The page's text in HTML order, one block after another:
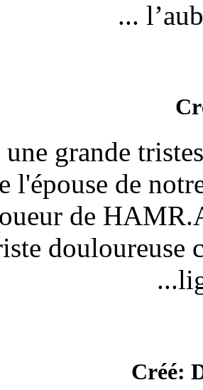
C’est avec une
décès de
Ancien joueur
cette triste